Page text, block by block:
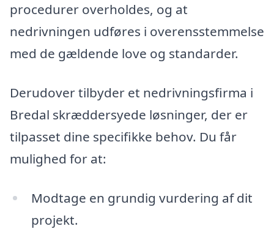
procedurer overholdes, og at
nedrivningen udføres i overensstemmelse
med de gældende love og standarder.
Derudover tilbyder et nedrivningsfirma i
Bredal skræddersyede løsninger, der er
tilpasset dine specifikke behov. Du får
mulighed for at:
Modtage en grundig vurdering af dit
projekt.